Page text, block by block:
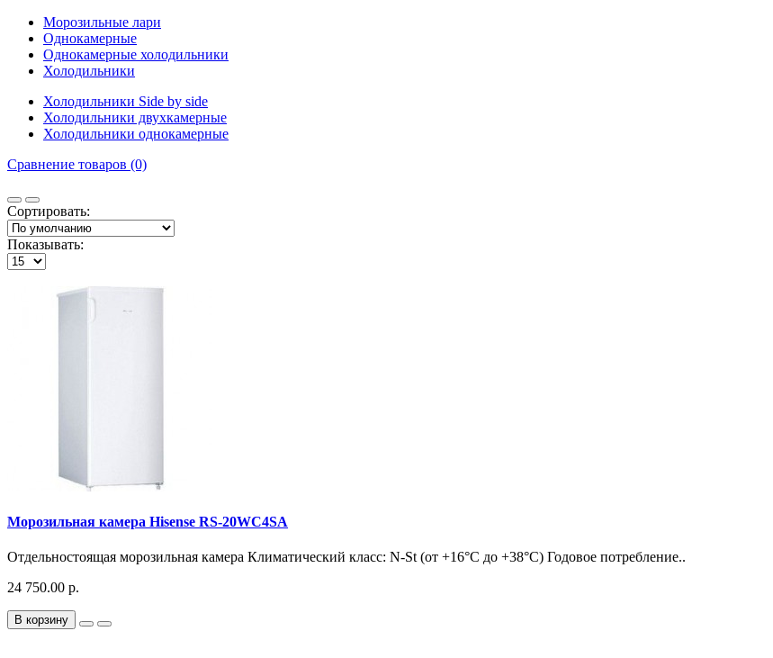
Морозильные лари
Однокамерные
Однокамерные холодильники
Холодильники
Холодильники Side by side
Холодильники двухкамерные
Холодильники однокамерные
Сравнение товаров (0)
Сортировать:
Показывать:
Морозильная камера Hisense RS-20WC4SA
Отдельностоящая морозильная камера Климатический класс: N-St (от +16°С до +38°С) Годовое потребление..
24 750.00 р.
В корзину